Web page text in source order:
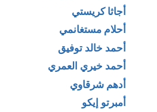
أجاثا كريستي
أحلام مستغانمي
أحمد خالد توفيق
أحمد خيري العمري
أدهم شرقاوي
أمبرتو إيكو